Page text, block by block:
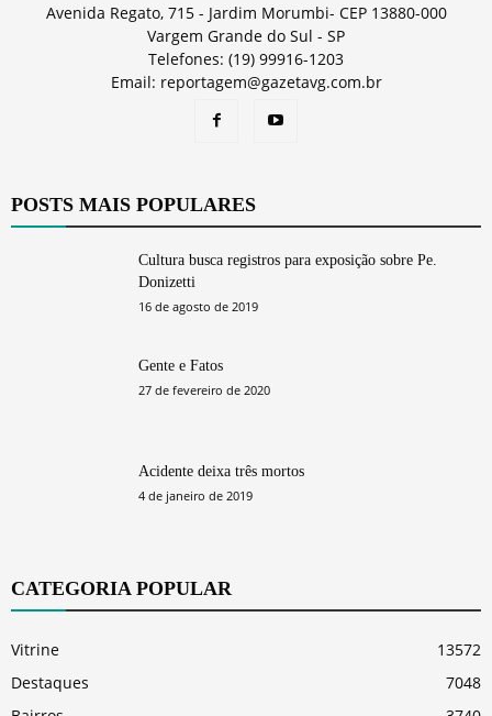
Avenida Regato, 715 - Jardim Morumbi- CEP 13880-000
Vargem Grande do Sul - SP
Telefones: (19) 99916-1203
Email: reportagem@gazetavg.com.br
POSTS MAIS POPULARES
Cultura busca registros para exposição sobre Pe.
Donizetti
16 de agosto de 2019
Gente e Fatos
27 de fevereiro de 2020
Acidente deixa três mortos
4 de janeiro de 2019
CATEGORIA POPULAR
Vitrine
13572
Destaques
7048